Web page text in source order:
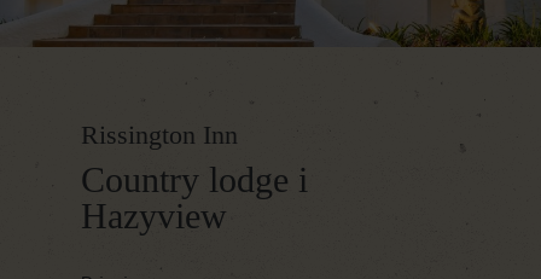
Rissington Inn
Country lodge i
Hazyview